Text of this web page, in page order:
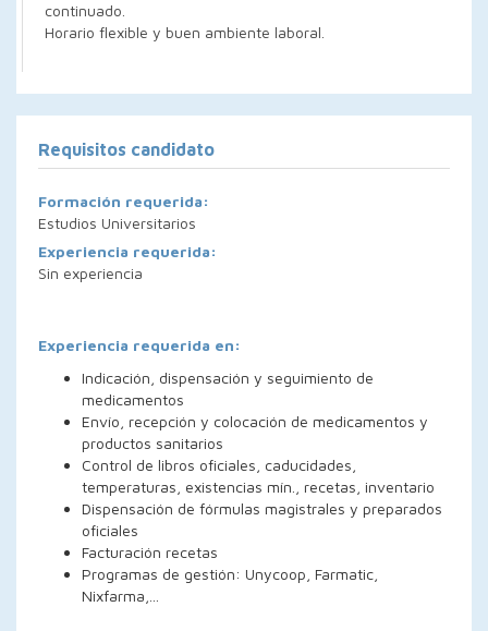
continuado.
Horario flexible y buen ambiente laboral.
Requisitos candidato
Formación requerida:
Estudios Universitarios
Experiencia requerida:
Sin experiencia
Experiencia requerida en:
Indicación, dispensación y seguimiento de
medicamentos
Envío, recepción y colocación de medicamentos y
productos sanitarios
Control de libros oficiales, caducidades,
temperaturas, existencias mín., recetas, inventario
Dispensación de fórmulas magistrales y preparados
oficiales
Facturación recetas
Programas de gestión: Unycoop, Farmatic,
Nixfarma,...